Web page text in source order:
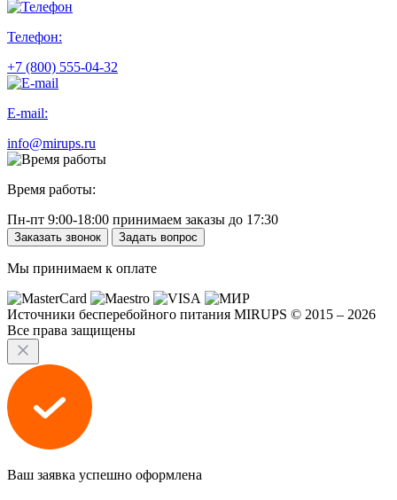
Телефон:
+7 (800) 555-04-32
E-mail:
info@mirups.ru
Время работы:
Пн-пт 9:00-18:00 принимаем заказы до 17:30
Заказать звонок Задать вопрос
Мы принимаем к оплате
Источники бесперебойного питания MIRUPS © 2015 – 2026
Все права защищены
Ваш заявка успешно оформлена